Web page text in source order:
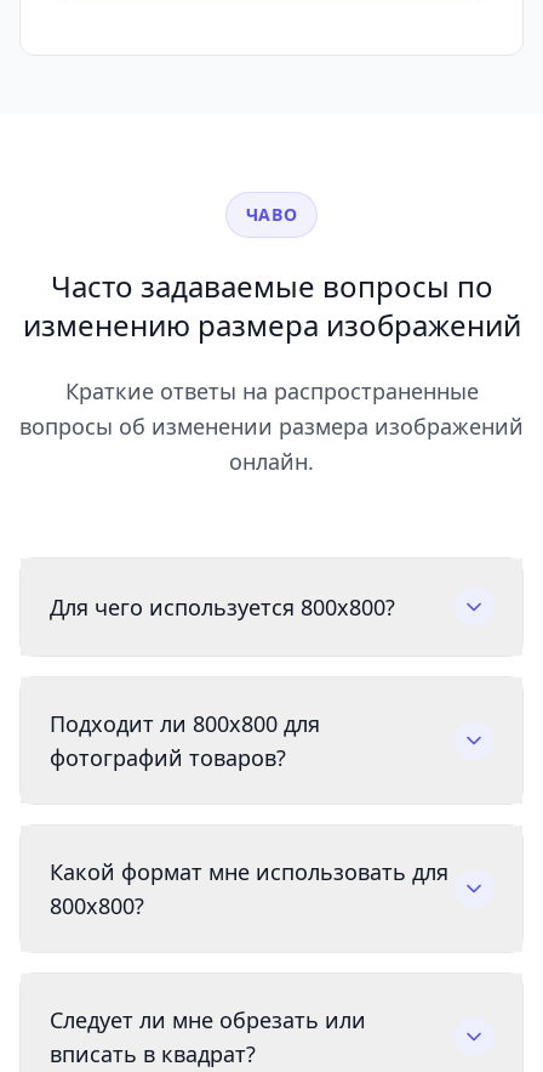
ЧАВО
Часто задаваемые вопросы по
изменению размера изображений
Краткие ответы на распространенные
вопросы об изменении размера изображений
онлайн.
Для чего используется 800x800?
Подходит ли 800x800 для
фотографий товаров?
Какой формат мне использовать для
800x800?
Следует ли мне обрезать или
вписать в квадрат?